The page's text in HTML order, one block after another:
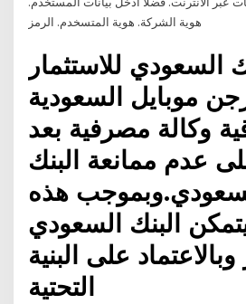
هوية الشركة. هوية المتسخدم. الرمز
السعودي للاستثمار
موبايل السعودية
وكالة مصرفية بعد
عدم ممانعة البنك
هذه
البنك السعودي
وبالاعتماد على البنية
التحتية